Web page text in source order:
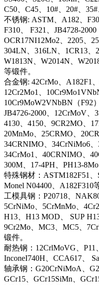
C50、C45、10#、20#、
不锈钢: ASTM、A182、
F310、 F321、JB4728-
OCR17NI12Mo2、2205、
304LN、316LN、1CR13、
W1813N、W2014N、
等锻件。
合金钢: 42CrMo、A182F1
12Cr2Mo1、
10Cr9MoW2VNbBN（F92
JB4726-2000、12CrMoV、
4130、4150、9CR2MO、
20MnMo、25CRMO、
34CRNIMO、34CrNiMo6
34CrMo1、40CRNIMO、
300M、17-4PH、PH13-
特殊钢材：ASTM182F51、
Monel N04400、A182F310
工模具钢：P20718、
5CrNiMo、5CrMnMo、
H13、H13 MOD、 SUP
9Cr2Mo、MC3、MC5、
锻件。
耐热钢：12CrlMoVG、P11
InconeI740H、CCA617、
轴承钢：G20CrNiMoA、
GCr15、GCr15SiMn、